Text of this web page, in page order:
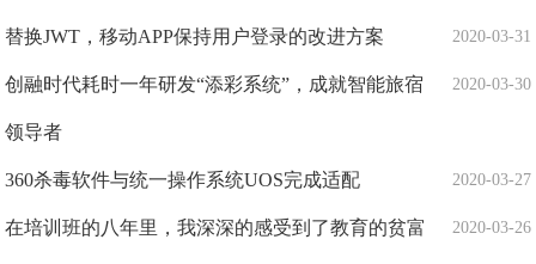
2020-03-31
替换JWT，移动APP保持用户登录的改进方案
2020-03-30
创融时代耗时一年研发“添彩系统”，成就智能旅宿
领导者
2020-03-27
360杀毒软件与统一操作系统UOS完成适配
2020-03-26
在培训班的八年里，我深深的感受到了教育的贫富